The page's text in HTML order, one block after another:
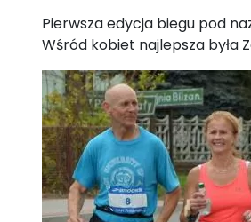
Pierwsza edycja biegu pod
Wśród kobiet najlepsza była